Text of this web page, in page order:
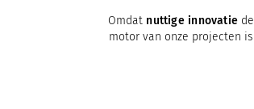
Omdat nuttige innovatiede
motor van onze projecten is